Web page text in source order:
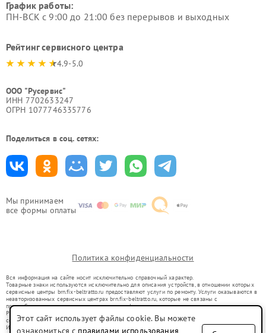
Мы принимаем
все формы оплаты
График работы:
ПН-ВСК с 9:00 до 21:00 без перерывов и выходных
Рейтинг сервисного центра
4.9-5.0
ООО "Русервис"
ИНН 7702633247
ОГРН 1077746335776
Поделиться в соц. сетях:
Политика конфиденциальности
Вся информация на сайте носит исключительно справочный характер.
Товарные знаки используются исключительно для описания устройств, в отношении которых
сервисные центры brn.fix-beltratto.ru предоставляют услуги по ремонту. Услуги оказываются в
неавторизованных сервисных центрах brn.fix-beltratto.ru, которые не связаны с
правообладателями товарных знаков или их официальными представителями.
Ремонт осуществляется для устройств, уже введенных в гражданский оборот в соответствии
со статьей 1487 ГК РФ.
Использование товарных знаков не преследует цели индивидуализации услуг или введения
Этот сайт использует файлы cookie. Вы можете
ознакомиться с правилами использования